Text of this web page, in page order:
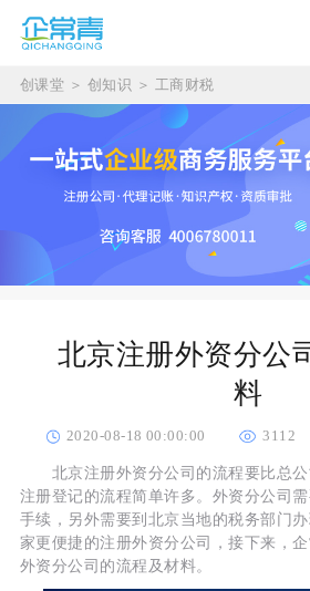
创课堂 ＞ 创知识 ＞ 工商财税
北京注册外资分公
料
2020-08-18 00:00:00 3112
北京注册外资分公司的流程要比总公
注册登记的流程简单许多。外资分公司
手续，另外需要到北京当地的税务部门
家更便捷的注册外资分公司，接下来，
外资分公司的流程及材料。